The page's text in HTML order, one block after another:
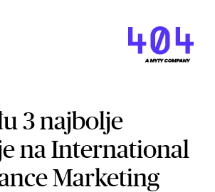
3 najbolje
na International
Marketing